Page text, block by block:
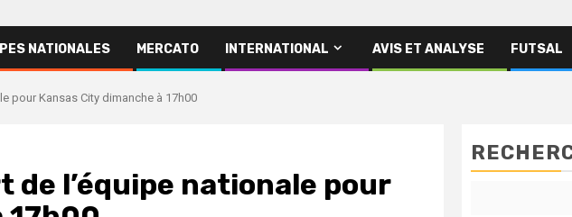
NATIONALES MERCATO INTERNATIONAL AVIS ET ANALYSE FUTSAL
pour Kansas City dimanche à 17h00
de l’équipe nationale pour